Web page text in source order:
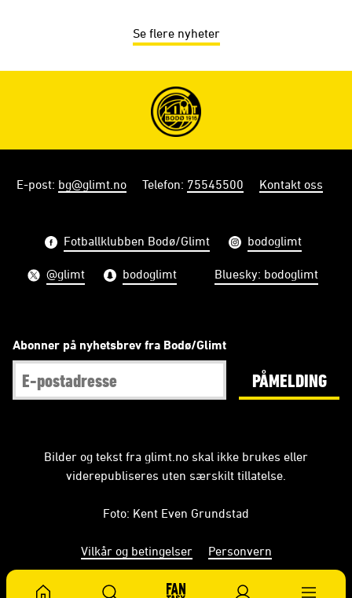
Se flere nyheter
E-post: bg@glimt.no Telefon: 75545500 Kontakt oss
Fotballklubben Bodø/Glimt bodoglimt
@glimt bodoglimt Bluesky: bodoglimt
Abonner på nyhetsbrev fra Bodø/Glimt
PÅMELDING
Bilder og tekst fra glimt.no skal ikke brukes eller
viderepubliseres uten særskilt tillatelse.
Foto: Kent Even Grundstad
Vilkår og betingelser Personvern